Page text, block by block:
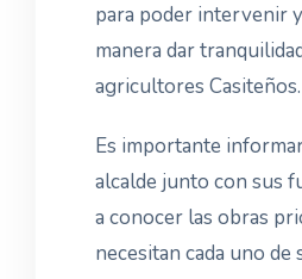
para poder intervenir
manera dar
agricultores Casiteños.
Es importante
alcalde junto con sus
a conocer las obras
necesitan cada uno de